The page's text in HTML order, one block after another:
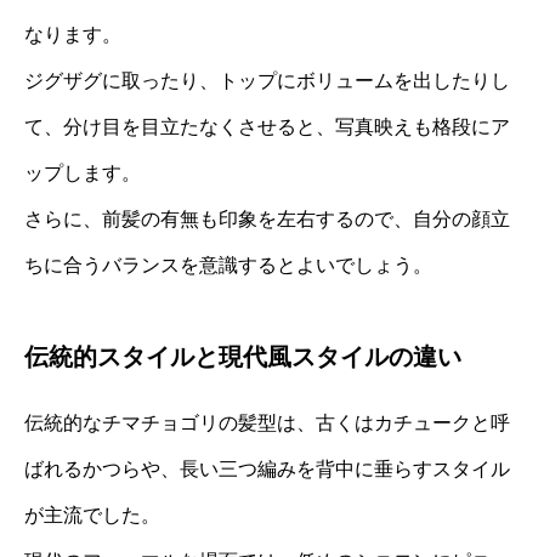
なります。
ジグザグに取ったり、トップにボリュームを出したりし
て、分け目を目立たなくさせると、写真映えも格段にア
ップします。
さらに、前髪の有無も印象を左右するので、自分の顔立
ちに合うバランスを意識するとよいでしょう。
伝統的スタイルと現代風スタイルの違い
伝統的なチマチョゴリの髪型は、古くはカチュークと呼
ばれるかつらや、長い三つ編みを背中に垂らすスタイル
が主流でした。